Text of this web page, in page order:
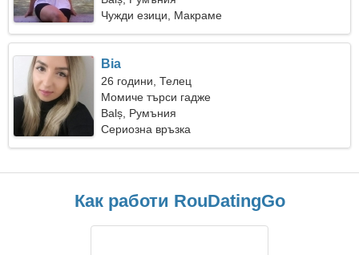
Чужди езици, Макраме
Bia
26 години, Телец
Момиче търси гадже
Balș, Румъния
Сериозна връзка
Как работи RouDatingGo